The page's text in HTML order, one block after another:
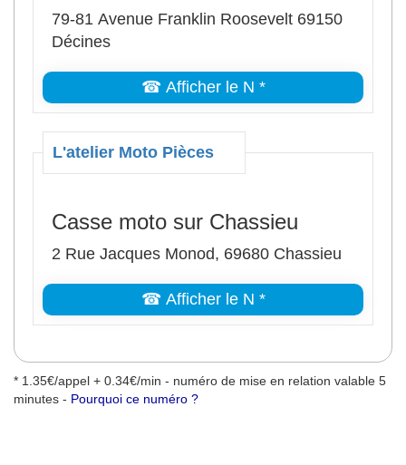
79-81 Avenue Franklin Roosevelt 69150
Décines
☎ Afficher le N *
L'atelier Moto Pièces
Casse moto sur Chassieu
2 Rue Jacques Monod, 69680 Chassieu
☎ Afficher le N *
* 1.35€/appel + 0.34€/min - numéro de mise en relation valable 5
minutes - Pourquoi ce numéro ?